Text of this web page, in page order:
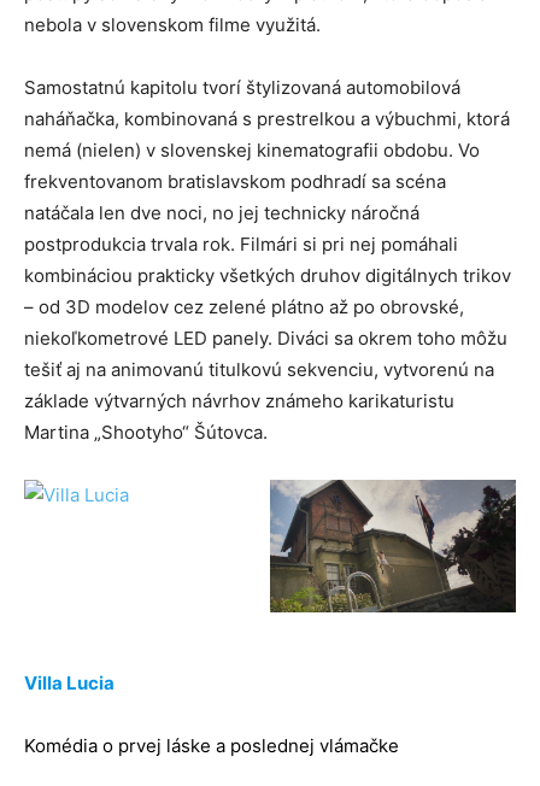
nebola v slovenskom filme využitá.
Samostatnú kapitolu tvorí štylizovaná automobilová
naháňačka, kombinovaná s prestrelkou a výbuchmi, ktorá
nemá (nielen) v slovenskej kinematografii obdobu. Vo
frekventovanom bratislavskom podhradí sa scéna
natáčala len dve noci, no jej technicky náročná
postprodukcia trvala rok. Filmári si pri nej pomáhali
kombináciou prakticky všetkých druhov digitálnych trikov
– od 3D modelov cez zelené plátno až po obrovské,
niekoľkometrové LED panely. Diváci sa okrem toho môžu
tešiť aj na animovanú titulkovú sekvenciu, vytvorenú na
základe výtvarných návrhov známeho karikaturistu
Martina „Shootyho“ Šútovca.
Villa Lucia
Komédia o prvej láske a poslednej vlámačke